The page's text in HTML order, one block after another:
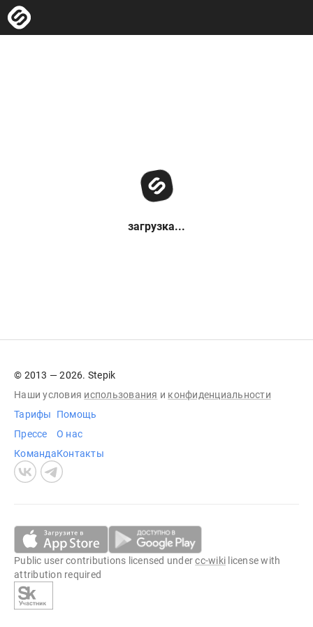
загрузка...
© 2013 — 2026. Stepik
Наши условия использования и конфиденциальности
Тарифы
Прессе
Команда
Помощь
О нас
Контакты
Public user contributions licensed undercc-wiki license with
attribution required